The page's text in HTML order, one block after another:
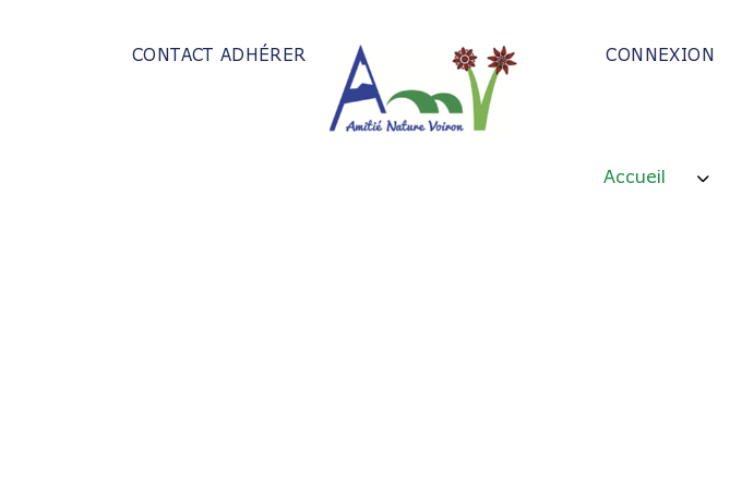
CONTACT ADHÉRER CONNEXION
Accueil